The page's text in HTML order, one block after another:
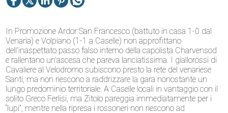
In Promozione Ardor San Francesco (battuto in casa 1-0 dal
Venaria) e Volpiano (1-1 a Caselle) non approfittano
dell’inaspettato passo falso interno della capolista Charvensod
e rallentano un’ascesa che pareva lanciatissima. I giallorossi di
Cavaliere al Velodromo subiscono presto la rete del venariese
Santi, ma non riescono a raddrizzare la gara nonostante un
lungo predominio territoriale. A Caselle locali in vantaggio con il
solito Greco Ferlisi, ma Zitolo pareggia immediatamente per i
“lupi”, mentre nella ripresa i rossoneri non riescono ad